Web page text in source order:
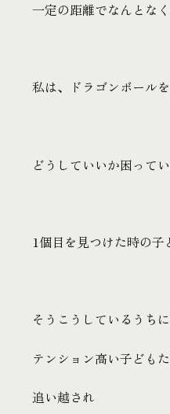
一定の距離でなんとな
私は、ドラゴンボール
どうしていいか困って
1個目を見つけた時の子
そうこうしているうち
テンション高い子ども
追い越され